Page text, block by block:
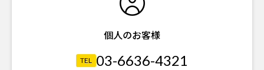
個人のお客様
TEL 03-6636-4321